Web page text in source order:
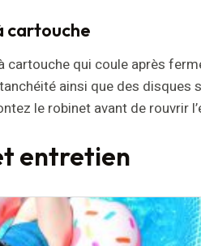
cartouche
cartouche qui coule après
ainsi que des disques
le robinet avant de rouvrir
entretien